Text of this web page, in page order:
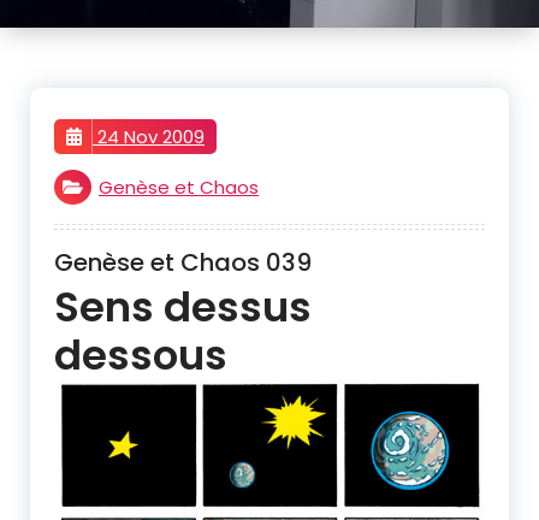
24 Nov 2009
Genèse et Chaos
Genèse et Chaos 039
Sens dessus
dessous